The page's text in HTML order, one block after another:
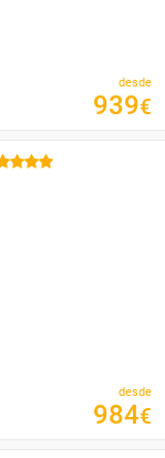
desde
939€
desde
984€